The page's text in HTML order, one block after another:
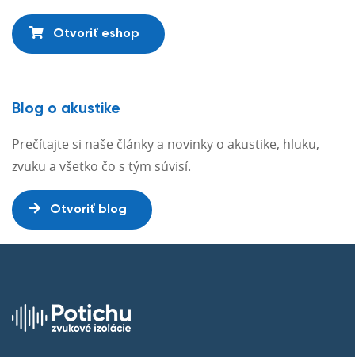
Otvoriť eshop
Blog o akustike
Prečítajte si naše články a novinky o akustike, hluku,
zvuku a všetko čo s tým súvisí.
Otvoriť blog